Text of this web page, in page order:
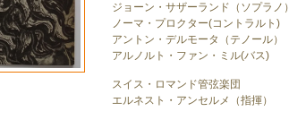
ジョーン・サザーランド（ソプラノ）
ノーマ・プロクター(コントラルト)
アントン・デルモータ（テノール）
アルノルト・ファン・ミル(バス)
スイス・ロマンド管弦楽団
エルネスト・アンセルメ（指揮）